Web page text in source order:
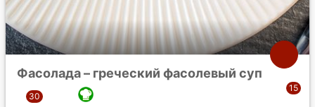
Фасолада – греческий фасолевый суп